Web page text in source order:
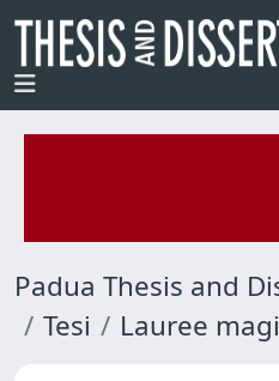
Padua Thesis and
Tesi
Lauree